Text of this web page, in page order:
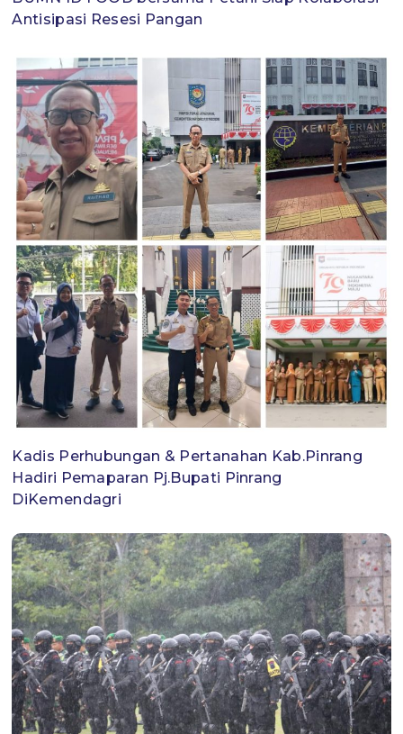
Antisipasi Resesi Pangan
Kadis Perhubungan & Pertanahan Kab.Pinrang
Hadiri Pemaparan Pj.Bupati Pinrang
DiKemendagri